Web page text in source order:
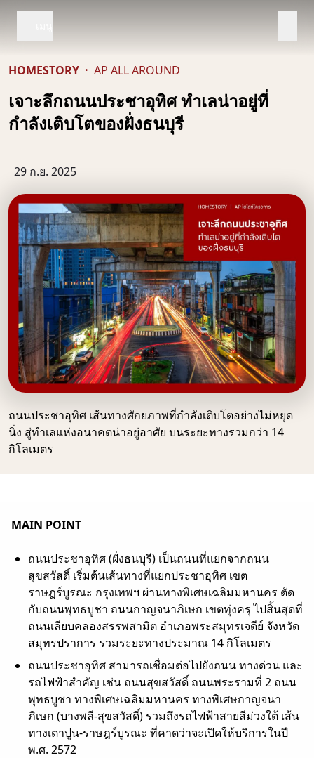
HOMESTORY · AP ALL AROUND
เจาะลึกถนนประชาอุทิศ ทำเลน่าอยู่ที่
กำลังเติบโตของฝั่งธนบุรี
29 ก.ย. 2025
ถนนประชาอุทิศ เส้นทางศักยภาพที่กำลังเติบโตอย่างไม่หยุด
นิ่ง สู่ทำเลแห่งอนาคตน่าอยู่อาศัย บนระยะทางรวมกว่า 14
กิโลเมตร
MAIN POINT
ถนนประชาอุทิศ (ฝั่งธนบุรี) เป็นถนนที่แยกจากถนน
สุขสวัสดิ์ เริ่มต้นเส้นทางที่แยกประชาอุทิศ เขต
ราษฎร์บูรณะ กรุงเทพฯ ผ่านทางพิเศษเฉลิมมหานคร ตัด
กับถนนพุทธบูชา ถนนกาญจนาภิเษก เขตทุ่งครุ ไปสิ้นสุดที่
ถนนเลียบคลองสรรพสามิต อำเภอพระสมุทรเจดีย์ จังหวัด
สมุทรปราการ รวมระยะทางประมาณ 14 กิโลเมตร
ถนนประชาอุทิศ สามารถเชื่อมต่อไปยังถนน ทางด่วน และ
รถไฟฟ้าสำคัญ เช่น ถนนสุขสวัสดิ์ ถนนพระรามที่ 2 ถนน
พุทธบูชา ทางพิเศษเฉลิมมหานคร ทางพิเศษกาญจนา
ภิเษก (บางพลี-สุขสวัสดิ์) รวมถึงรถไฟฟ้าสายสีม่วงใต้ เส้น
ทางเตาปูน-ราษฎร์บูรณะ ที่คาดว่าจะเปิดให้บริการในปี
พ.ศ. 2572